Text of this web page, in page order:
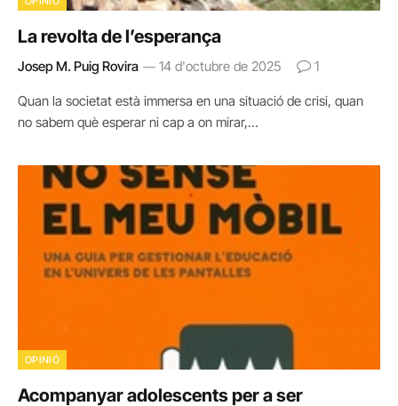
La revolta de l’esperança
Josep M. Puig Rovira 14 d'octubre de 2025 1
Quan la societat està immersa en una situació de crisi, quan
no sabem què esperar ni cap a on mirar,…
OPINIÓ
Acompanyar adolescents per a ser